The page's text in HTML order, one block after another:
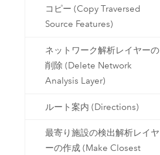
コピー (Copy Traversed
Source Features)
ネットワーク解析レイヤーの
削除 (Delete Network
Analysis Layer)
ルート案内 (Directions)
最寄り施設の検出解析レイヤ
ーの作成 (Make Closest